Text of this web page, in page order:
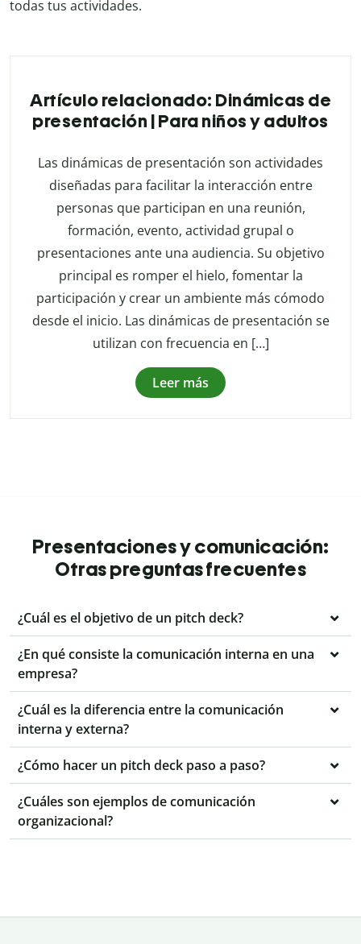
todas tus actividades.
Artículo relacionado: Dinámicas de
presentación | Para niños y adultos
Las dinámicas de presentación son actividades
diseñadas para facilitar la interacción entre
personas que participan en una reunión,
formación, evento, actividad grupal o
presentaciones ante una audiencia. Su objetivo
principal es romper el hielo, fomentar la
participación y crear un ambiente más cómodo
desde el inicio. Las dinámicas de presentación se
utilizan con frecuencia en […]
Leer más
Presentaciones y comunicación:
Otras preguntas frecuentes
¿Cuál es el objetivo de un pitch deck?
¿En qué consiste la comunicación interna en una
empresa?
¿Cuál es la diferencia entre la comunicación
interna y externa?
¿Cómo hacer un pitch deck paso a paso?
¿Cuáles son ejemplos de comunicación
organizacional?